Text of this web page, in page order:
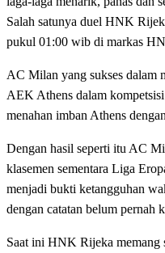
Salah satunya duel HNK
pukul 01:00 wib di markas
AC Milan yang sukses dalam
AEK Athens dalam
menahan imban Athens
Dengan hasil seperti itu AC
klasemen sementara Liga
menjadi bukti ketangguhan
dengan catatan belum pernah
Saat ini HNK Rijeka memang